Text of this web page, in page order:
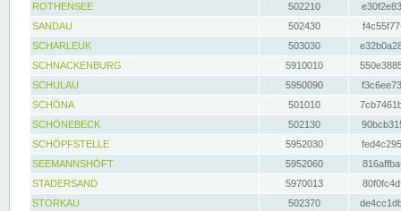
ROTHENSEE
502210
SANDAU
502430
SCHARLEUK
503030
SCHNACKENBURG
5910010
SCHULAU
5950090
SCHÖNA
501010
SCHÖNEBECK
502130
SCHÖPFSTELLE
5952030
SEEMANNSHÖFT
5952060
STADERSAND
5970013
STORKAU
502370